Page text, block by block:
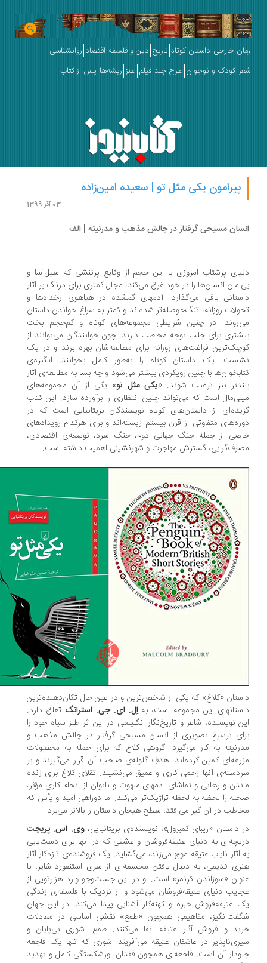
خارجی داستان کوتاه تاریخ دین و فلسفه اقتصاد روانشناسی
کودک و نوجوان طرح جلد فیلم طنز ریشه‌ها پس از کتاب
پیرامون یکی مثل تو | سعیده امین‌زاده
مسیحی گرفتار در چالش مذهب و مدرنیته | الف
پرشتاب امروزی با این حجم از وقایع پرتنشی که سیل‌آسا و
انسان‌ها را در خود غرق می‌کند، مجال کمتری برای درنگ بر آثار
باقی می‌گذارد. آدمهای گمشده در هیاهوی رخدادها و
روزانه، تنگ‌حوصله‌تر شده‌اند و کمتر به سراغ خواندن داستان
در چنین شرایطی مجموعه‌های کوتاه و کم‌حجم بخت
برای جلب توجه مخاطب دارند. چون خوانندگان می‌توانند از
فراغت‌های روزانه برای مطالعه‌شان بهره برند و در یک
یک داستان کوتاه را به‌طور کامل بخوانند. انگیزه‌ی‌
با چنین رویکردی بیشتر می‌شود و چه بسا به مطالعه‌ی آثار
نیز ترغیب شوند. «یکی مثل تو» یکی از آن مجموعه‌های
است که می‌تواند چنین انتظاری را برآورده سازد. این کتاب
از داستان‌های کوتاه نویسندگان بریتانیایی است که در
متفاوتی از قرن بیستم زیسته‌اند و برای هرکدام رویدادهای
از جمله جنگ جهانی دوم، جنگ سرد، توسعه‌ی اقتصادی،
گسترش مهاجرت و شهرنشینی اهمیت داشته است.
«کلاغ» که یکی از شاخص‌ترین و در عین حال تکان‌دهنده‌ترین
این مجموعه است، بهاِل. ای. جی. استرانگتعلق دارد.
نویسنده، شاعر و تاریخ‌نگار انگلیسی در این اثر طنز سیاه خود را
ترسیمِ تصویری از انسان مسیحی گرفتار در چالش مذهب و
به کار می‌گیرد. گروهی کلاغ که برای حمله به محصولات
کمین کرده‌اند، هدفِ گلوله‌ی صاحب آن قرار می‌گیرند و بر
آنها زخمی کاری و عمیق می‌نشیند. تقلای کلاغ برای زنده
و رهایی و تماشای آدمهای مبهوت و ناتوان از انجام کاری مؤثر،
را لحظه به لحظه تراژیک‌تر می‌کند. اما دوراهی امید و یأس که
در آن گیر می‌افتد، سطح هیجان داستان را بالاتر می‌برد.
داستان «زیبای کمبرول»، نویسنده‌ی بریتانیایی،وی. اس. پریچت
به دنیای عتیقه‌فروشان و عشقی که در آنها برای دست‌یابی
آثار نایاب عتیقه موج می‌زند، می‌گشاید. یک فروشنده‌ی تازه‌کار آثار
قدیمی، به دنبال یافتن مجسمه‌ای از سری استنفورد شایر، با
«سوزاندن کرنمر» است. او در این جست‌وجو وارد هزارتویی از
دنیای عتیقه‌فروشان می‌شود و از نزدیک با فلسفه‌ی زندگی
عتیقه‌فروش خبره و کهنه‌کار آشنایی پیدا می‌کند. در این جهان
مفاهیمی همچون «طمع» نقشی اساسی در معادلات
و فروش آثار عتیقه ایفا می‌کنند. طمع، شوری بی‌پایان و
در عاشقان عتیقه می‌آفریند. شوری که تنها یک فاجعه
آن است. فاجعه‌ای همچون فقدان، ورشکستگی کامل و تهدید